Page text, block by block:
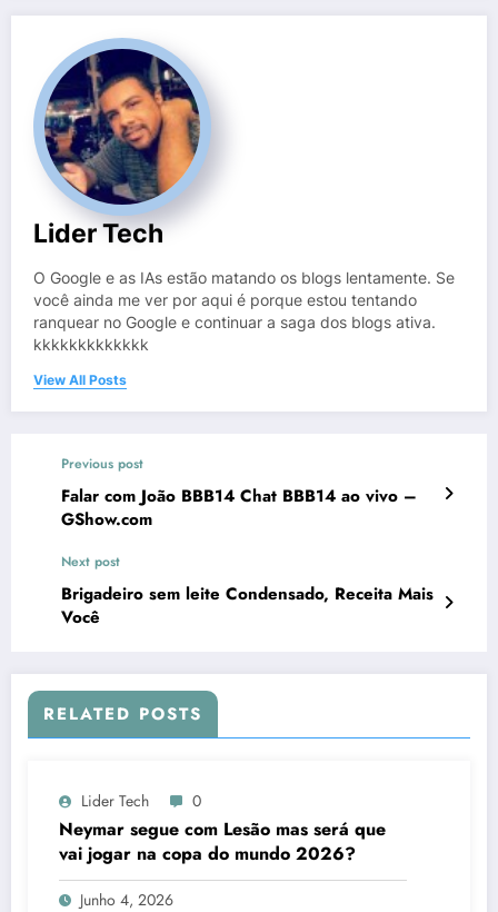
Lider Tech
O Google e as IAs estão matando os blogs lentamente. Se
você ainda me ver por aqui é porque estou tentando
ranquear no Google e continuar a saga dos blogs ativa.
kkkkkkkkkkkkk
View All Posts
Previous post
Falar com João BBB14 Chat BBB14 ao vivo –
GShow.com
Next post
Brigadeiro sem leite Condensado, Receita Mais
Você
RELATED POSTS
Lider Tech 0
Neymar segue com Lesão mas será que
vai jogar na copa do mundo 2026?
Junho 4, 2026